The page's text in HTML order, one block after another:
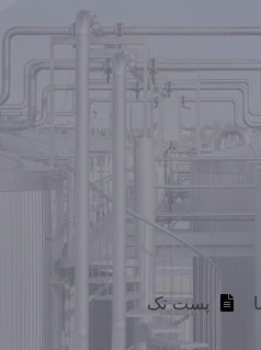
پست تک